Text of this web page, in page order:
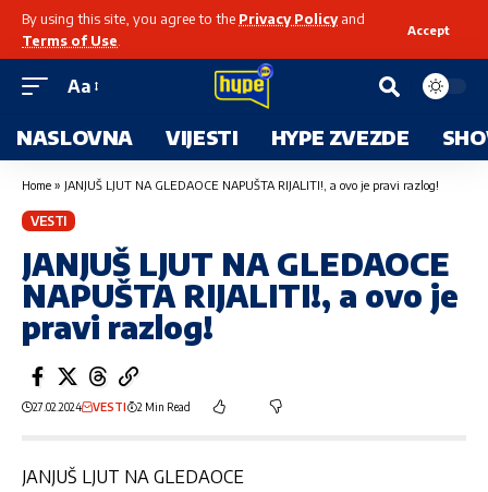
By using this site, you agree to the Privacy Policyand
Terms of Use
Accept
Aa
NASLOVNA VIJESTI HYPE ZVEZDE
Home » JANJUŠ LJUT NA GLEDAOCE NAPUŠTA RIJALITI!, a ovo je pravi razlog!
VESTI
JANJUŠ LJUT NA GLEDAOCE
NAPUŠTA RIJALITI!, a ovo je
pravi razlog!
27.02.2024 VESTI 2 Min Read
JANJUŠ LJUT NA GLEDAOCE